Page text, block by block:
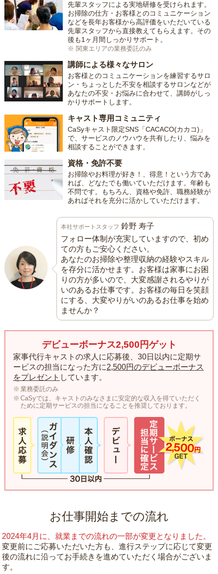
先輩スタッフによる実地研修を受けられます。
お掃除の仕方・お客様とのコミュニケーション
などを長年お客様から高評価をいただいている
先輩スタッフから直接教えてもらえます。その
後も1ヶ月間しっかりサポート。
※ 関東エリアの業務委託のみ
講師による様々なサロン
お客様とのコミュニケーションを練習するサロ
ン・ちょっとした不安を相談するサロンなどが
あなたの不安・お悩みに合わせて、講師がしっ
かりサポートします。
キャスト専用コミュニティ
CaSyキャスト限定SNS「CACACO(カカコ)」
で、サービスのノウハウを共有したり、悩みを
相談することができます。
資格・免許不要
お掃除やお料理が好き！、得意！という方であ
れば、どなたでも働いていただけます。年齢も
不問です。もちろん、資格や免許、職務経験が
あればそれを充分に活かしていただけます。
本社サポートスタッフ 鈴野 寿子
フォロー体制が充実していますので、初め
ての方もご安心ください。
あなたのお掃除や整理収納の経験やスキル
を存分に活かせます。お客様は家事にお困
りの方が多いので、大変感謝されるやりが
いのあるお仕事です。お客様の毎日を笑顔
にする、大変やりがいのあるお仕事を始め
ませんか？
デビューボーナス2,500円ゲット
家事代行キャストの求人に応募後、30日以内に定期サ
ービスの担当になった方に2,500円のデビューボーナス
をプレゼント しています。
業務委託のみ
CaSyでは、キャストのみなさまに安定的な収入を得ていただく
ために定期サービスの担当になることを推奨しております。
お仕事開始までの流れ
2024年4月に、就業までの流れの一部が変更となりました。
変更前にご応募いただいた方も、進行ステップに応じて変更
後の流れに沿ってお手続きを進めていただく場合がございま
す。